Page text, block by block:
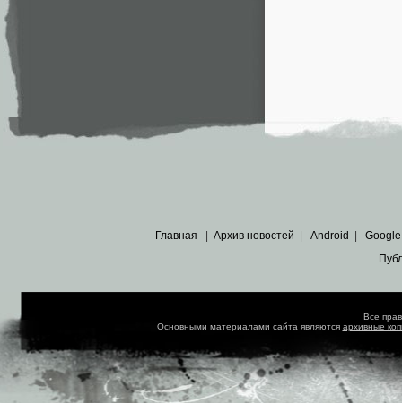
Главная Архив новостей Android Google
Все
Основными материалами сайта являются архивные